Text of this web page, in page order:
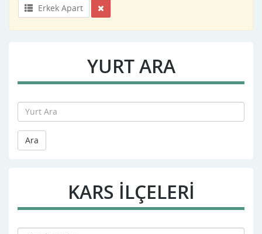
Erkek Apart
YURT ARA
Ara
KARS İLÇELERİ